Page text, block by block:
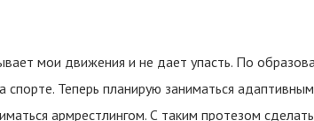
мои движения и не дает упасть. По
спорте. Теперь планирую заниматься
армрестлингом. С таким протезом